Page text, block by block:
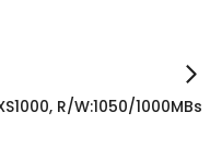
R/W:1050/1000MBs